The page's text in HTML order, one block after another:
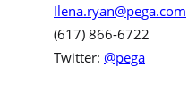
Ilena.ryan@pega.com
(617) 866-6722
Twitter: @pega